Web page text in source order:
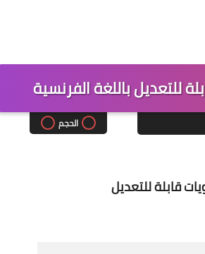
للتعديل باللغة الفرنسية
الحجم
قابلة للتعديل